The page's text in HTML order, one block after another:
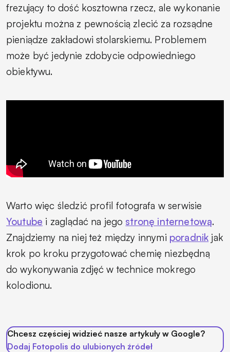
frezujący to dość kosztowna rzecz, ale wykonanie
projektu można z pewnością zlecić za rozsądne
pieniądze zakładowi stolarskiemu. Problemem
może być jedynie zdobycie odpowiedniego
obiektywu.
Warto więc śledzić profil fotografa w serwisie
Youtube i zaglądać na jego stronę internetową.
Znajdziemy na niej też między innymi poradnik jak
krok po kroku przygotować chemię niezbędną
do wykonywania zdjęć w technice mokrego
kolodionu.
Chcesz częściej widzieć nasze artykuły w Google?
Dodaj Fotopolis do ulubionych źródeł